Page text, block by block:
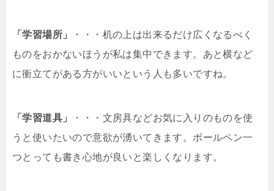
「学習場所」
・・・机の上は出来るだけ広くなるべく
ものをおかないほうが私は集中できます。あと横など
に衝立てがある方がいいという人も多いですね。
「学習道具」
・・・文房具などお気に入りのものを使
うと使いたいので意欲が湧いてきます。ボールペン一
つとっても書き心地が良いと楽しくなります。